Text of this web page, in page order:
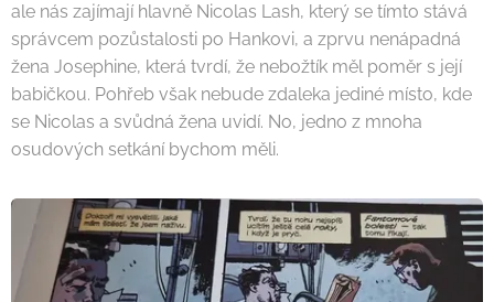
ale nás zajímají hlavně Nicolas Lash, který se tímto stává
správcem pozůstalosti po Hankovi, a zprvu nenápadná
žena Josephine, která tvrdí, že nebožtík měl poměr s její
babičkou. Pohřeb však nebude zdaleka jediné místo, kde
se Nicolas a svůdná žena uvidí. No, jedno z mnoha
osudových setkání bychom měli.